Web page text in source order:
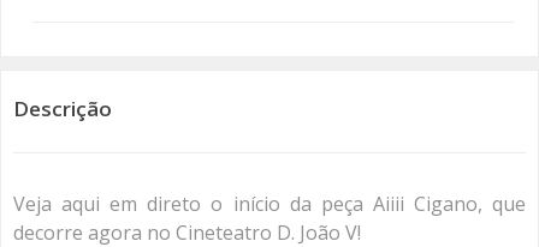
ENCONTROS IMAGINÁRIOS
VEMOS OUVIMOS E LEMOS
Descrição
Veja aqui em direto o início da peça Aiiii Cigano, que
decorre agora no Cineteatro D. João V!